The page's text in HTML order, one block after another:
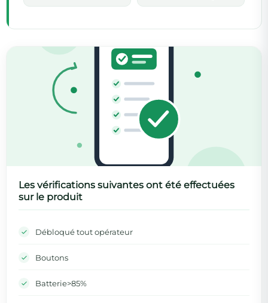
Les vérifications suivantes ont été effectuées
sur le produit
Débloqué tout opérateur
Boutons
Batterie>85%